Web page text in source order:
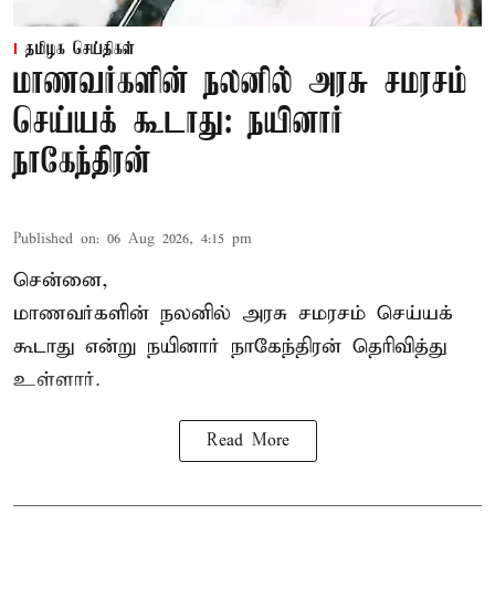
தமிழக செய்திகள்
மாணவர்களின் நலனில் அரசு சமரசம்
செய்யக் கூடாது: நயினார்
நாகேந்திரன்
Published on: 06 Aug 2026, 4:15 pm
சென்னை,
மாணவர்களின் நலனில் அரசு சமரசம் செய்யக்
கூடாது என்று நயினார் நாகேந்திரன் தெரிவித்து
உள்ளார்.
Read More